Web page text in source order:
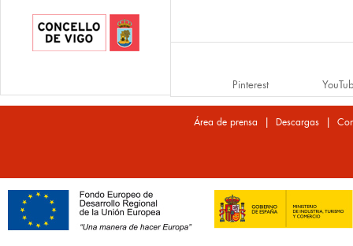
Pinterest
Área de prensa | Descargas |